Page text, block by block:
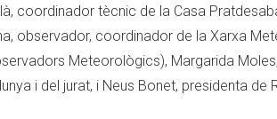
coordinador tècnic de la Casa
observador, coordinador de la Xarxa
Meteorològics), Margarida
i del jurat, i Neus Bonet, presidenta de